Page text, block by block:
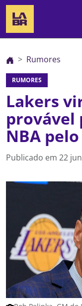
Rumores
RUMORES
Lakers
provável
NBA
Publicado em 22